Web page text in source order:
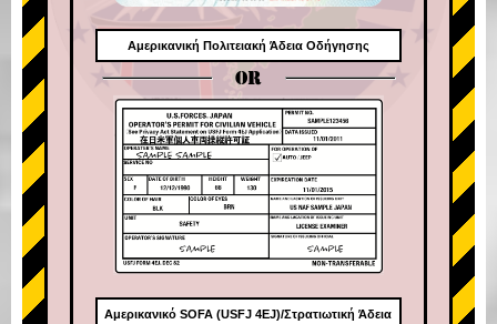
Αμερικανική Πολιτειακή Άδεια Οδήγησης
OR
Αμερικανικό SOFA (USFJ 4EJ)/Στρατιωτική Άδεια